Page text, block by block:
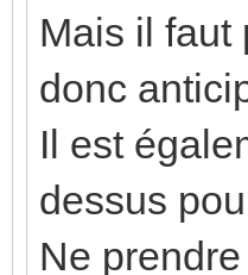
Mais il faut
donc
Il est
dessus
Ne